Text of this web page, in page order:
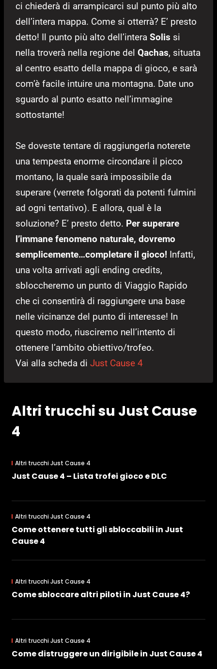
ci chiederà di arrampicarci sul punto più alto
dell’intera mappa. Come si otterrà? E’ presto
detto! Il punto più alto dell’intera Solis si
nella troverà nella regione del Qachas, situata
al centro esatto della mappa di gioco, e sarà
com’è facile intuire una montagna. Date uno
sguardo al punto esatto nell’immagine
sottostante!
Se doveste tentare di raggiungerla noterete
una tempesta enorme circondare il picco
montano, la quale sarà impossibile da
superare (verrete folgorati da potenti fulmini
ad ogni tentativo). E allora, qual è la
soluzione? E’ presto detto. Per superare
l’immane fenomeno naturale, dovremo
semplicemente…completare il gioco! Infatti,
una volta arrivati agli ending credits,
sbloccheremo un punto di Viaggio Rapido
che ci consentirà di raggiungere una base
nelle vicinanze del punto di interesse! In
questo modo, riusciremo nell’intento di
ottenere l’ambito obiettivo/trofeo.
Vai alla scheda di Just Cause 4
Altri trucchi su Just Cause
4
Altri trucchi Just Cause 4
Just Cause 4 – Lista trofei gioco e DLC
Altri trucchi Just Cause 4
Come ottenere tutti gli sbloccabili in Just
Cause 4
Altri trucchi Just Cause 4
Come sbloccare altri piloti in Just Cause 4?
Altri trucchi Just Cause 4
Come distruggere un dirigibile in Just Cause 4